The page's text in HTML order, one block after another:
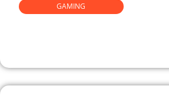
GAMING